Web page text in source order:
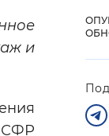
и
СФР